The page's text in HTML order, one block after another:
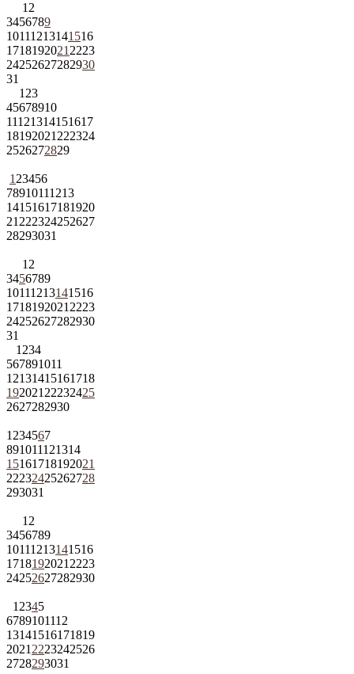
1 2
3456789
10111213141516
1718192021 2223
24252627282930
31
1 23
45678910
11121314151617
18192021 222324
2526272829
1 23456
78910111213
14151617181920
21 222324252627
28293031
1 2
3456789
10111213141516
1718192021 2223
24252627282930
31
1 234
567891011
12131415161718
192021 22232425
2627282930
1 234567
891011121314
15161718192021
22232425262728
293031
1 2
3456789
10111213141516
1718192021 2223
24252627282930
1 2345
6789101112
13141516171819
2021 2223242526
2728293031